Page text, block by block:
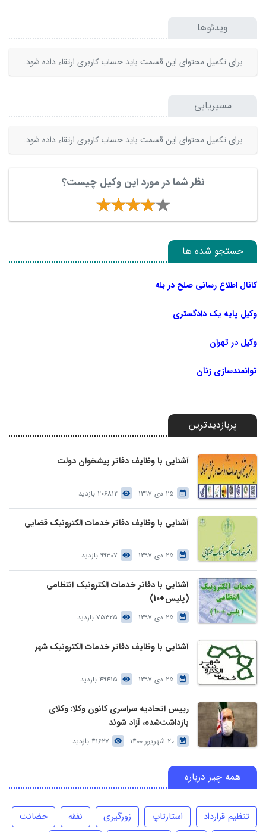
ویدئوها
برای تکمیل محتوای این قسمت باید حساب کاربری ارتقاء داده شود.
مسیریابی
برای تکمیل محتوای این قسمت باید حساب کاربری ارتقاء داده شود.
نظر شما در مورد این وکیل چیست؟
جستجو شده ها
کانال اطلاع رسانی صلح در بله
وکیل پایه یک دادگستری
وکیل در تهران
توانمندسازی زنان
پربازدیدترین
آشنایی با وظایف دفاتر پیشخوان دولت
25 دی 1397 206812 بازدید
آشنایی با وظایف دفاتر خدمات الکترونیک قضایی
25 دی 1397 99307 بازدید
آشنایی با دفاتر خدمات الکترونیک انتظامی
(پلیس+10)
25 دی 1397 75325 بازدید
آشنایی با وظایف دفاتر خدمات الکترونیک شهر
25 دی 1397 49415 بازدید
رییس اتحادیه سراسری کانون وکلا: وکلای
بازداشت‌شده، آزاد شوند
20 شهریور 1400 41627 بازدید
همه چیز درباره
تنظیم قرارداد استارتاپ زورگیری نفقه
حضانت